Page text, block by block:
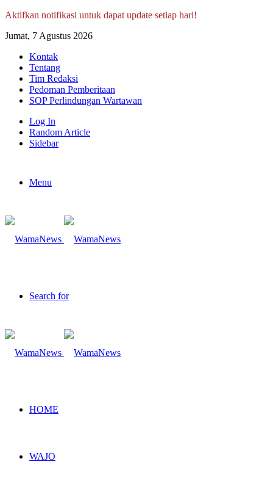
Aktifkan notifikasi untuk dapat update setiap hari!
Jumat, 7 Agustus 2026
Kontak
Tentang
Tim Redaksi
Pedoman Pemberitaan
SOP Perlindungan Wartawan
Log In
Random Article
Sidebar
Menu
Search for
HOME
WAJO